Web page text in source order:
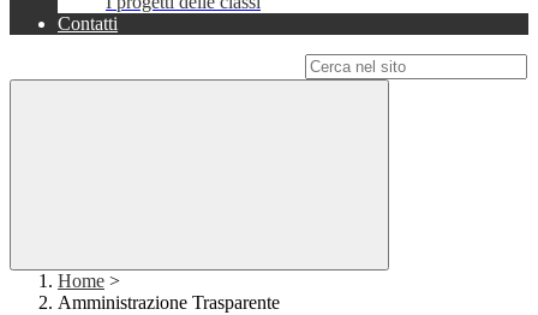
Contatti
Home >
Amministrazione Trasparente